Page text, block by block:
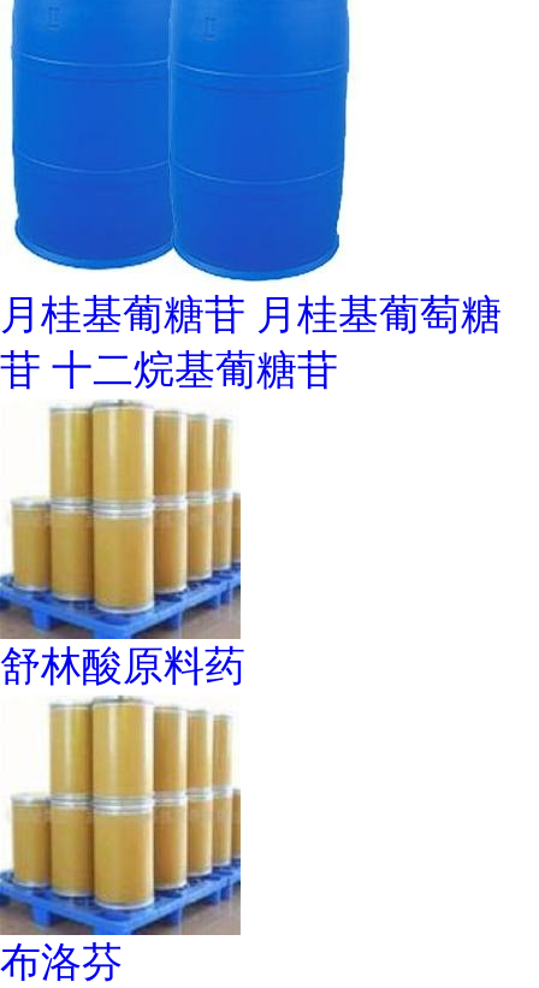
月桂基葡糖苷 月桂基葡萄糖
苷 十二烷基葡糖苷
舒林酸原料药
布洛芬